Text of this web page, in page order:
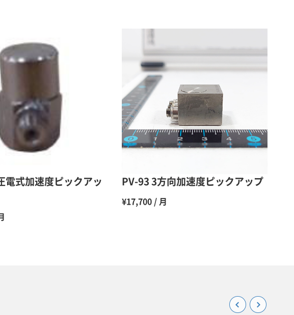
55％（割引率45％）
50％（割引率50％）
10ヶ月 48％（割引率52％）
47％（割引率53％）
電式加速度ピックアッ
PV-93 3方向加速度ピックアップ
¥17,700 / 月